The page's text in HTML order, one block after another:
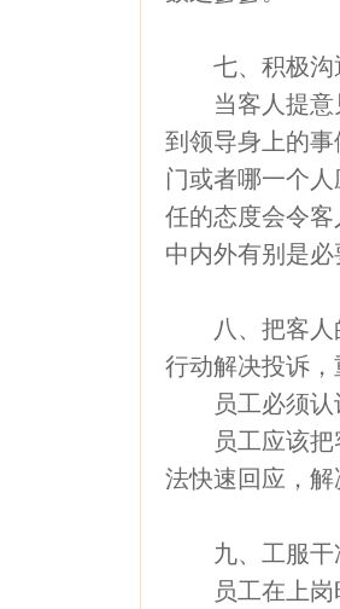
七、积极沟
当客人提意见
到领导身上的
门或者哪一个
任的态度会令
中内外有别是
八、把客人的
行动解决投诉
员工必须认
员工应该把客
法快速回应，
九、工服干净
员工在上岗时